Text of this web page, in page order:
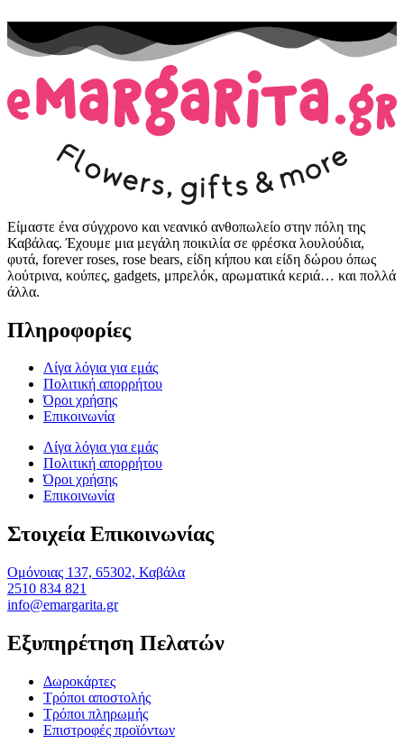
Είμαστε ένα σύγχρονο και νεανικό ανθοπωλείο στην πόλη της
Καβάλας. Έχουμε μια μεγάλη ποικιλία σε φρέσκα λουλούδια,
φυτά, forever roses, rose bears, είδη κήπου και είδη δώρου όπως
λούτρινα, κούπες, gadgets, μπρελόκ, αρωματικά κεριά… και πολλά
άλλα.
Πληροφορίες
Λίγα λόγια για εμάς
Πολιτική απορρήτου
Όροι χρήσης
Επικοινωνία
Λίγα λόγια για εμάς
Πολιτική απορρήτου
Όροι χρήσης
Επικοινωνία
Στοιχεία Επικοινωνίας
Ομόνοιας 137, 65302, Καβάλα
2510 834 821
info@emargarita.gr
Εξυπηρέτηση Πελατών
Δωροκάρτες
Τρόποι αποστολής
Τρόποι πληρωμής
Επιστροφές προϊόντων